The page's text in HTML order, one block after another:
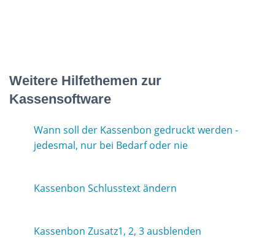
Weitere Hilfethemen zur
Kassensoftware
Wann soll der Kassenbon gedruckt werden -
jedesmal, nur bei Bedarf oder nie
Kassenbon Schlusstext ändern
Kassenbon Zusatz1, 2, 3 ausblenden